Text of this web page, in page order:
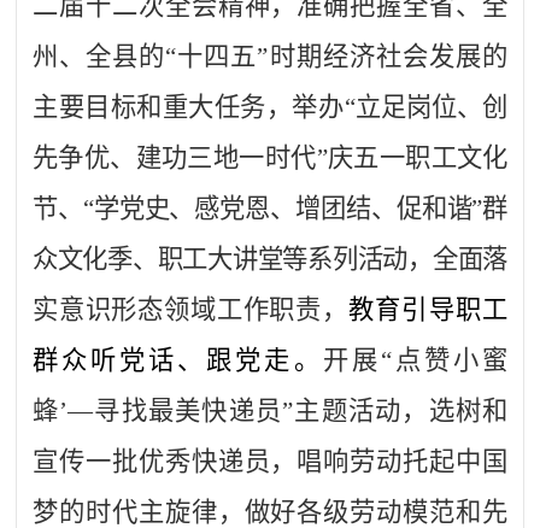
州、全县的“十四五”时期经济社会发展的
主要目标和重大任务，举办“立足岗位、创
先争优、建功三地一时代”庆五一职工文化
节、 “学党史、感党恩、增团结、促和谐”群
众文化季、职工大讲堂等系列活动，全面落
实意识形态领域工作职责， 教育引导职工
群众听党话、跟党走。 开展“点赞小蜜
蜂’—寻找最美快递员”主题活动，选树和
宣传一批优秀快递员，唱响劳动托起中国
梦的时代主旋律， 做好各级劳动模范和先